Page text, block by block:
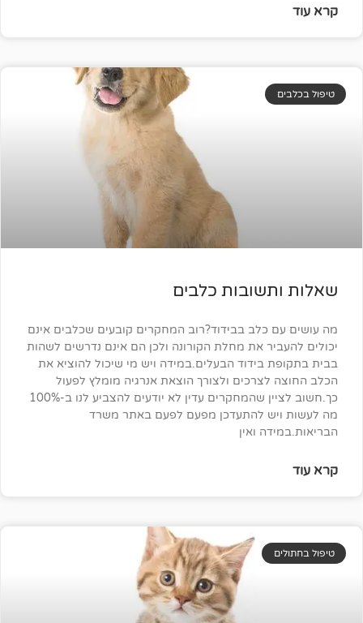
כלבים
בבידוד?רוב המחקרים קובעים שכלבים אינם
את מחלת הקורונה ולכן הם אינם נדרשים לשהות
בידוד הבעלים.במידה ויש מי שיכול להוציא את
ולצורך הוצאת אנרגיה מומלץ לפעול
כך.חשוב לציין שהמחקרים עדין לא יודעים להצביע לנו ב-100%
להתעדכן מפעם לפעם באתר משרד
ואין